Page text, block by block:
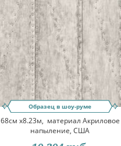
Образец в шоу-руме
68см x8.23м, материал Акриловое
напыление, США